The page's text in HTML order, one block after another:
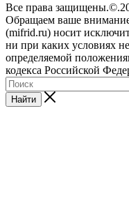
Все права
Обращаем ваше
(mifrid.ru) носит
ни при каких условиях
определяемой
кодекса Российской
Найти